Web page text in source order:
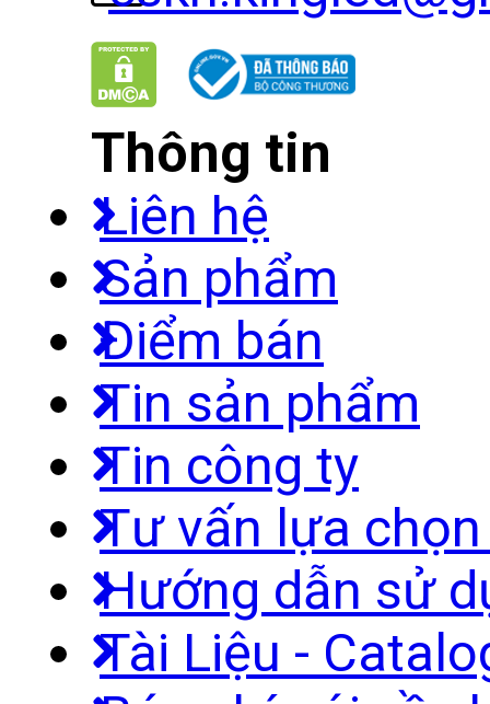
Thông tin
Liên hệ
Sản phẩm
Điểm bán
Tin sản phẩm
Tin công ty
Tư vấn lựa
Hướng dẫn sử
Tài Liệu -